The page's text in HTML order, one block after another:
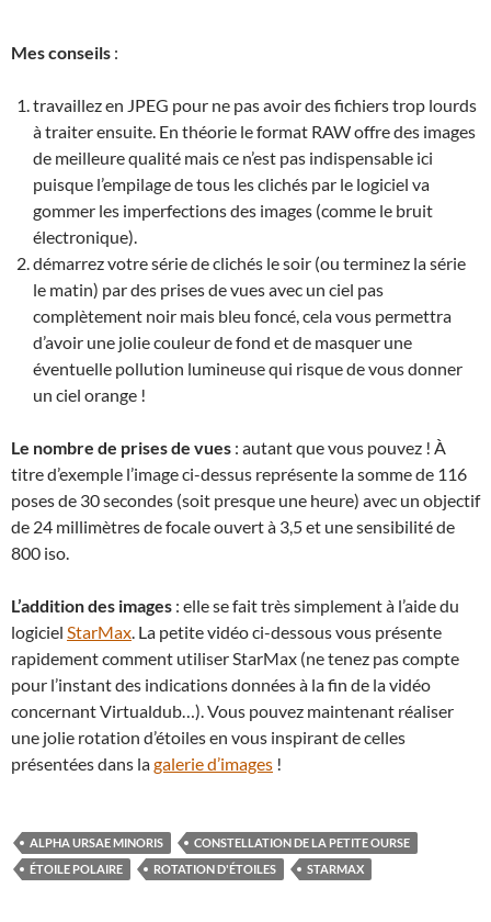
Mes conseils :
travaillez en JPEG pour ne pas avoir des fichiers trop lourds
à traiter ensuite. En théorie le format RAW offre des images
de meilleure qualité mais ce n’est pas indispensable ici
puisque l’empilage de tous les clichés par le logiciel va
gommer les imperfections des images (comme le bruit
électronique).
démarrez votre série de clichés le soir (ou terminez la série
le matin) par des prises de vues avec un ciel pas
complètement noir mais bleu foncé, cela vous permettra
d’avoir une jolie couleur de fond et de masquer une
éventuelle pollution lumineuse qui risque de vous donner
un ciel orange !
Le nombre de prises de vues : autant que vous pouvez ! À
titre d’exemple l’image ci-dessus représente la somme de 116
poses de 30 secondes (soit presque une heure) avec un objectif
de 24 millimètres de focale ouvert à 3,5 et une sensibilité de
800 iso.
L’addition des images : elle se fait très simplement à l’aide du
logiciel StarMax. La petite vidéo ci-dessous vous présente
rapidement comment utiliser StarMax (ne tenez pas compte
pour l’instant des indications données à la fin de la vidéo
concernant Virtualdub…). Vous pouvez maintenant réaliser
une jolie rotation d’étoiles en vous inspirant de celles
présentées dans lagalerie d’images !
ALPHA URSAE MINORIS
CONSTELLATION DE LA PETITE OURSE
ÉTOILE POLAIRE
ROTATION D'ÉTOILES STARMAX